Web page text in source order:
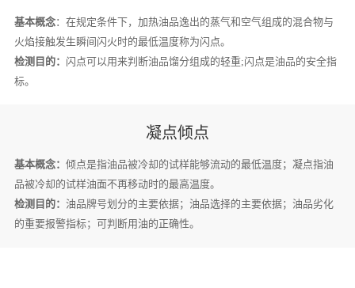
基本概念：在规定条件下，加热油品逸出的蒸气和空气组成的混合物与
火焰接触发生瞬间闪火时的最低温度称为闪点。
检测目的： 闪点可以用来判断油品馏分组成的轻重;闪点是油品的安全指
标。
凝点倾点
基本概念： 倾点是指油品被冷却的试样能够流动的最低温度；凝点指油
品被冷却的试样油面不再移动时的最高温度。
检测目的： 油品牌号划分的主要依据；油品选择的主要依据；油品劣化
的重要报警指标；可判断用油的正确性。